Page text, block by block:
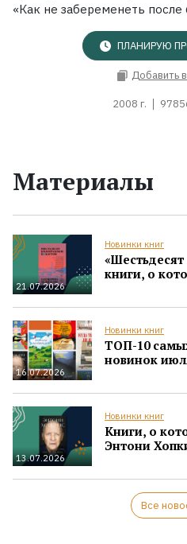
«Как не забеременеть после
ПЛАНИРУЮ
Добавить
2008 г.
Материалы
21.07.2026
Новинки книг
книги, о
16.07.2026
Новинки книг
ТОП-10
новинок
13.07.2026
Новинки книг
Книги, о
Энтони
Все